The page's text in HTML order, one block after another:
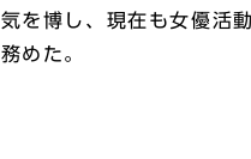
を博し、現在も女優活
めた。